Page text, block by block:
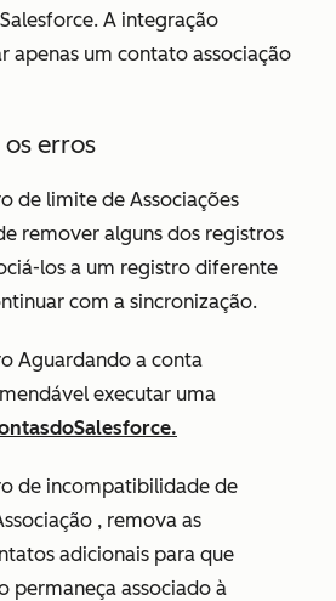
A integração
apenas um contato associação
erros
de limite de Associações
remover alguns dos registros
los a um registro diferente
com a sincronização.
Aguardando a conta
executar uma
.
de incompatibilidade de
, remova as
adicionais para que
permaneça associado à